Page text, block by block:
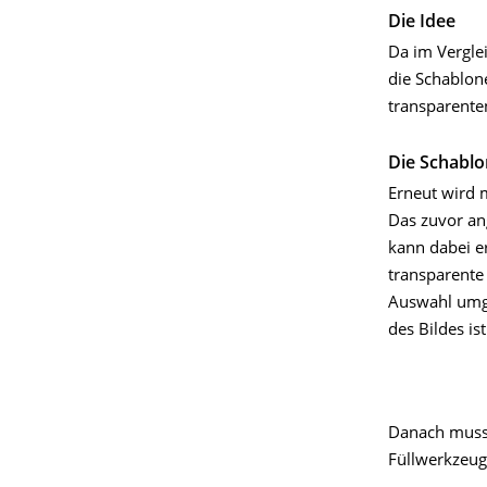
Die Idee
Da im
die
Die
Erneut wird
Das zuvor
kann dabei
Auswahl
des Bildes
Danach